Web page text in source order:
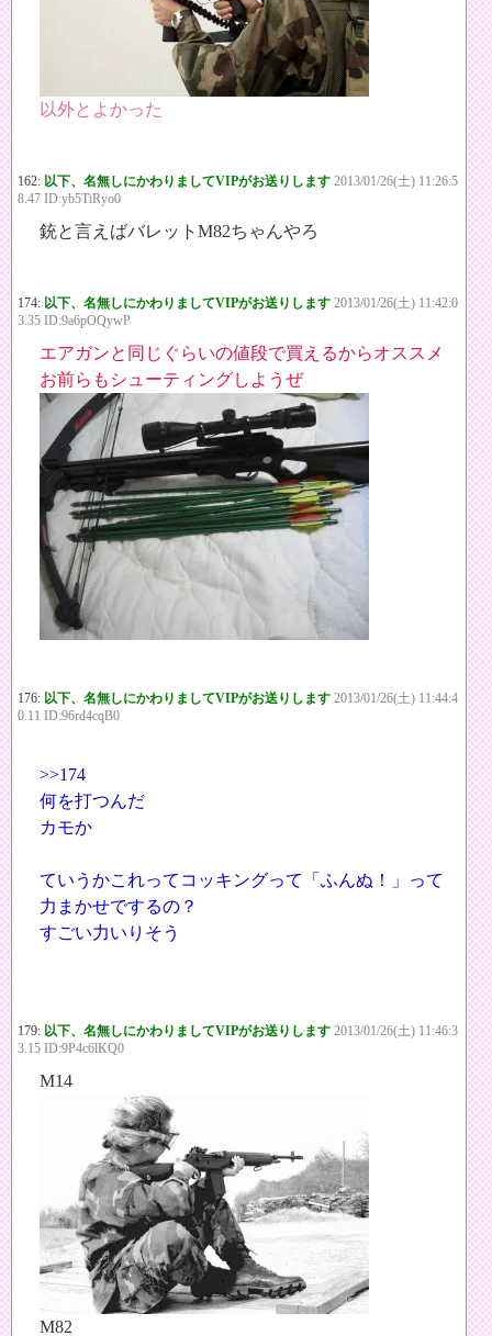
以外とよかった
162: 以下、名無しにかわりましてVIPがお送りします 2013/01/26(土) 11:26:5
8.47 ID:yb5TiRyo0
銃と言えばバレットM82ちゃんやろ
174: 以下、名無しにかわりましてVIPがお送りします 2013/01/26(土) 11:42:0
3.35 ID:9a6pOQywP
エアガンと同じぐらいの値段で買えるからオススメ
お前らもシューティングしようぜ
176: 以下、名無しにかわりましてVIPがお送りします 2013/01/26(土) 11:44:4
0.11 ID:96rd4cqB0
>>174
何を打つんだ
カモか
ていうかこれってコッキングって「ふんぬ！」って
力まかせでするの？
すごい力いりそう
179: 以下、名無しにかわりましてVIPがお送りします 2013/01/26(土) 11:46:3
3.15 ID:9P4c6lKQ0
M14
M82